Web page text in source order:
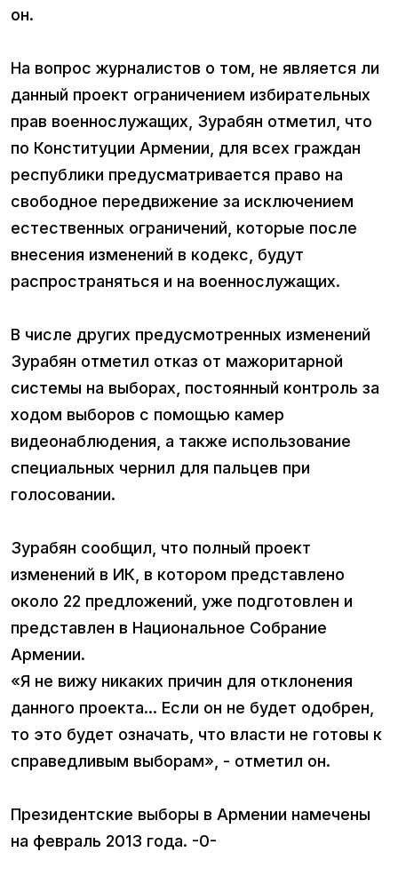
он.
На вопрос журналистов о том, не является ли
данный проект ограничением избирательных
прав военнослужащих, Зурабян отметил, что
по Конституции Армении, для всех граждан
республики предусматривается право на
свободное передвижение за исключением
естественных ограничений, которые после
внесения изменений в кодекс, будут
распространяться и на военнослужащих.
В числе других предусмотренных изменений
Зурабян отметил отказ от мажоритарной
системы на выборах, постоянный контроль за
ходом выборов с помощью камер
видеонаблюдения, а также использование
специальных чернил для пальцев при
голосовании.
Зурабян сообщил, что полный проект
изменений в ИК, в котором представлено
около 22 предложений, уже подготовлен и
представлен в Национальное Собрание
Армении.
«Я не вижу никаких причин для отклонения
данного проекта... Если он не будет одобрен,
то это будет означать, что власти не готовы к
справедливым выборам», - отметил он.
Президентские выборы в Армении намечены
на февраль 2013 года. -0-